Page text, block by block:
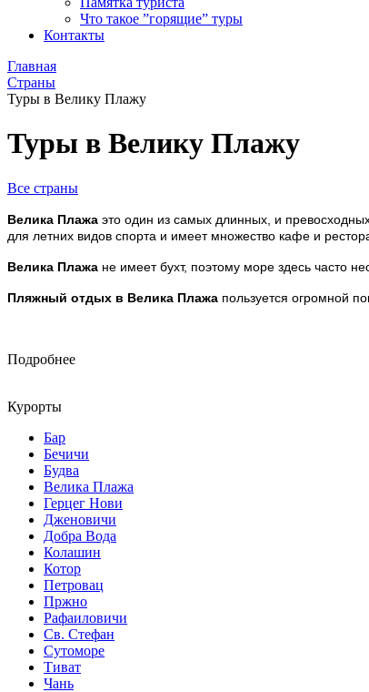
Что такое ”горящие” туры
Контакты
Главная
Страны
Туры в Велику Плажу
Туры в Велику Плажу
Все страны
Велика Плажа это один из самых длинных, и
для летних видов спорта и имеет множество кафе и
Велика Плажа не имеет бухт, поэтому море здесь часто
Пляжный отдых в Велика Плажа пользуется огромной
Подробнее
Курорты
Бар
Бечичи
Будва
Велика Плажа
Герцег Нови
Дженовичи
Добра Вода
Колашин
Котор
Петровац
Пржно
Рафаиловичи
Св. Стефан
Сутоморе
Тиват
Чань